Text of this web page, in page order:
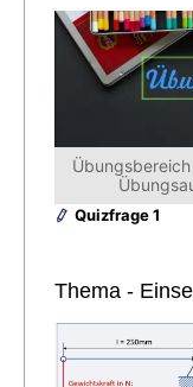
Quizfrage 1